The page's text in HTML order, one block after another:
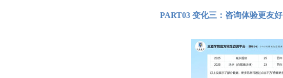
PART03 变化三：咨询体验更友好